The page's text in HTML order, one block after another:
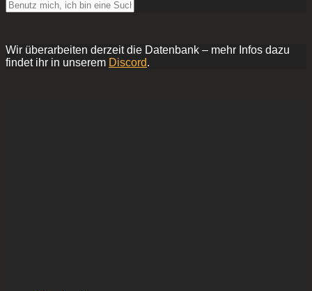
Wir überarbeiten derzeit die Datenbank – mehr Infos dazu
findet ihr in unserem Discord.